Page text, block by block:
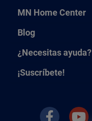
MN Home Center
Blog
¿Necesitas ayuda?
¡Suscríbete!